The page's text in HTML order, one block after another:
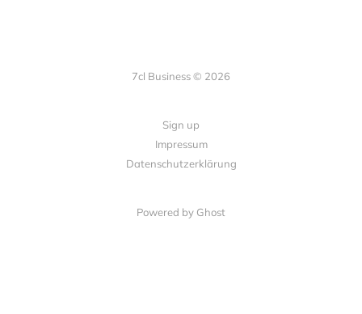
7cl Business © 2026
Sign up
Impressum
Datenschutzerklärung
Powered by Ghost